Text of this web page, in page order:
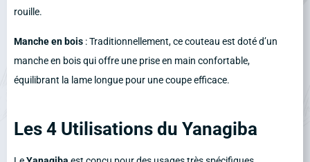
rouille.
Manche en bois : Traditionnellement, ce couteau est doté d’un
manche en bois qui offre une prise en main confortable,
équilibrant la lame longue pour une coupe efficace.
Les 4 Utilisations du Yanagiba